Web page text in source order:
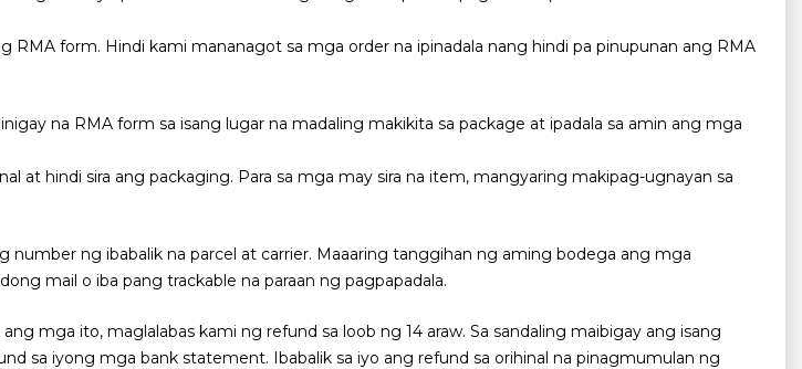
form. Hindi kami mananagot sa mga order na ipinadala nang hindi pa pinupunan ang RMA
na RMA form sa isang lugar na madaling makikita sa package at ipadala sa amin ang mga
at hindi sira ang packaging. Para sa mga may sira na item, mangyaring makipag-ugnayan sa
ng ibabalik na parcel at carrier. Maaaring tanggihan ng aming bodega ang mga
mail o iba pang trackable na paraan ng pagpapadala.
mga ito, maglalabas kami ng refund sa loob ng 14 araw. Sa sandaling maibigay ang isang
sa iyong mga bank statement. Ibabalik sa iyo ang refund sa orihinal na pinagmumulan ng